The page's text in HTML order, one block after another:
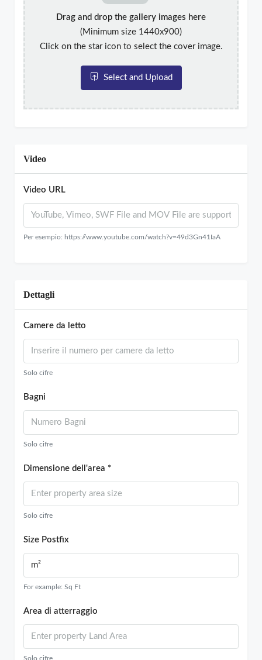
Drag and drop the gallery images here
(Minimum size 1440x900)
Click on the star icon to select the cover image.
Select and Upload
Video
Video URL
Per esempio: https://www.youtube.com/watch?v=49d3Gn41IaA
Dettagli
Camere da letto
Solo cifre
Bagni
Solo cifre
Dimensione dell'area *
Solo cifre
Size Postfix
For example: Sq Ft
Area di atterraggio
Solo cifre